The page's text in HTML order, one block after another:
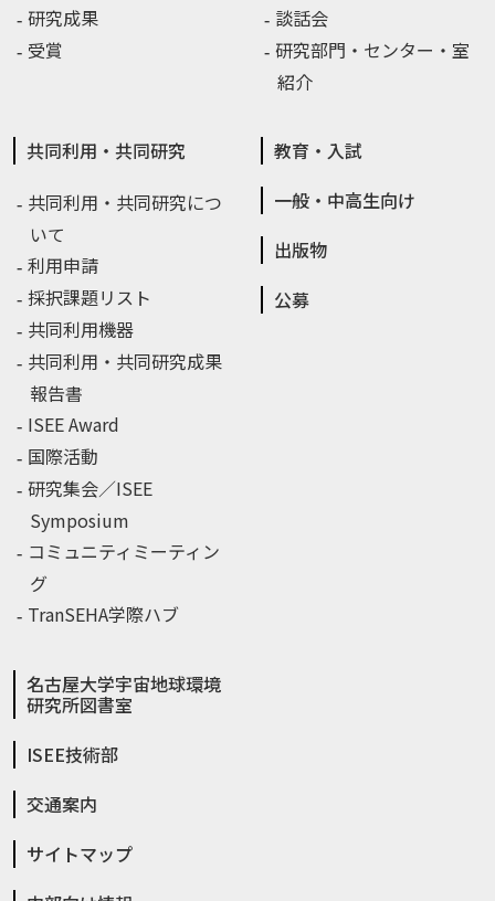
研究成果
受賞
談話会
研究部門・センター・室
紹介
共同利用・共同研究
共同利用・共同研究につ
いて
利用申請
採択課題リスト
共同利用機器
共同利用・共同研究成果
報告書
ISEE Award
国際活動
研究集会／ISEE
Symposium
コミュニティミーティン
グ
TranSEHA学際ハブ
教育・入試
一般・中高生向け
出版物
公募
名古屋大学宇宙地球環境
研究所図書室
ISEE技術部
交通案内
サイトマップ